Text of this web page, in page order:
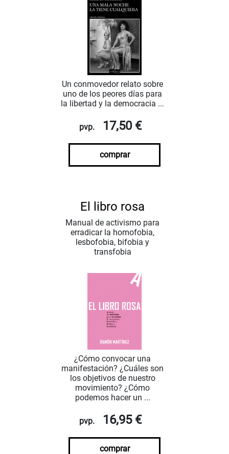
Un conmovedor relato sobre
uno de los peores días para
la libertad y la democracia ...
pvp. 17,50 €
comprar
El libro rosa
Manual de activismo para
erradicar la homofobia,
lesbofobia, bifobia y
transfobia
¿Cómo convocar una
manifestación? ¿Cuáles son
los objetivos de nuestro
movimiento? ¿Cómo
podemos hacer un ...
pvp. 16,95 €
comprar